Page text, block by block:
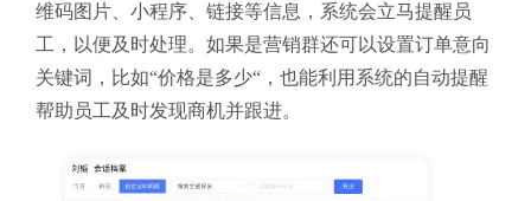
维码图片、小程序、链接等信息，系统会立马提醒员
工，以便及时处理。如果是营销群还可以设置订单意向
关键词，比如“价格是多少“，也能利用系统的自动提醒
帮助员工及时发现商机并跟进。